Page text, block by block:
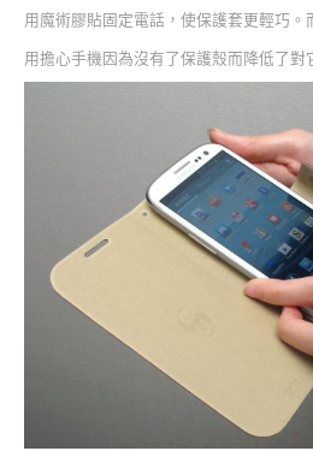
用魔術膠貼固定電話，使保護套更輕巧
用擔心手機因為沒有了保護殼而降低了對